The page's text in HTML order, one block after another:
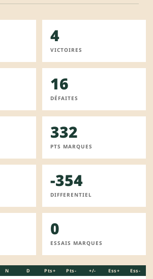
4
VICTOIRES
16
DÉFAITES
332
PTS MARQUES
-354
DIFFERENTIEL
0
ESSAIS MARQUES
N D Pts+ Pts- +/- Ess+ Ess-